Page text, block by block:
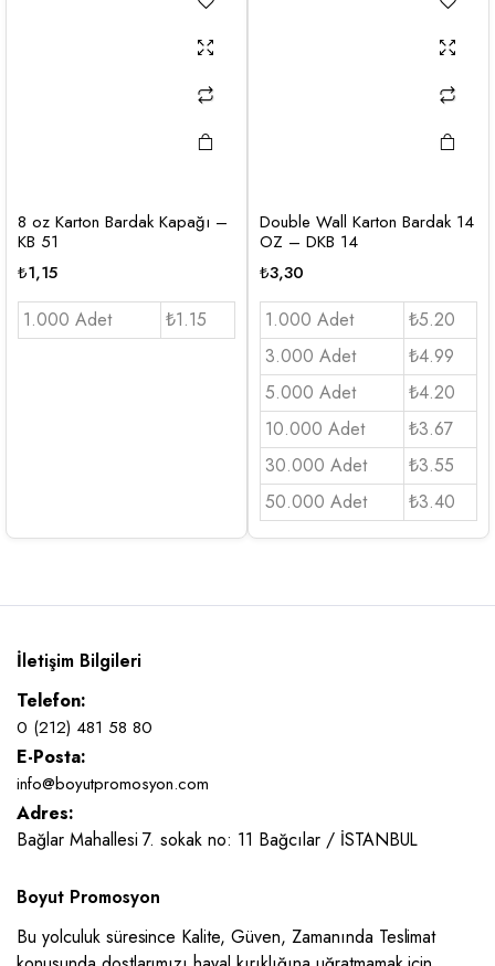
8 oz Karton Bardak Kapağı –
KB 51
₺1,15
1.000 Adet ₺1.15
Double Wall Karton Bardak 14
OZ – DKB 14
₺3,30
1.000 Adet
₺5.20
3.000 Adet
₺4.99
5.000 Adet
₺4.20
10.000 Adet
₺3.67
30.000 Adet
₺3.55
50.000 Adet
₺3.40
İletişim Bilgileri
Telefon:
0 (212) 481 58 80
E-Posta:
info@boyutpromosyon.com
Adres:
Bağlar Mahallesi 7. sokak no: 11 Bağcılar / İSTANBUL
Boyut Promosyon
Bu yolculuk süresince Kalite, Güven, Zamanında Teslimat